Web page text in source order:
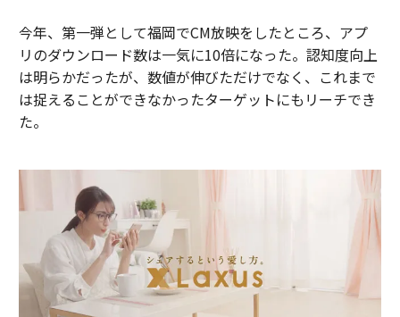
今年、第一弾として福岡でCM放映をしたところ、アプ
リのダウンロード数は一気に10倍になった。認知度向上
は明らかだったが、数値が伸びただけでなく、これまで
は捉えることができなかったターゲットにもリーチでき
た。